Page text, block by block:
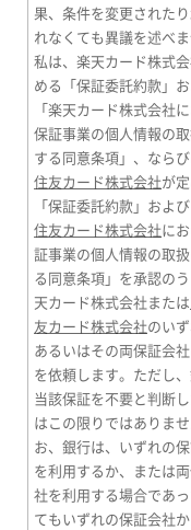
果、条件を変更された
れなくても異議を述べま
私は、楽天カード株式
める「保証委託約款」
「楽天カード株式会社
保証事業の個人情報の
する同意条項」、なら
住友カード株式会社が
「保証委託約款」およ
住友カード株式会社に
証事業の個人情報の取
る同意条項」を承認の
天カード株式会社または
友カード株式会社のいず
あるいはその両保証会
を依頼します。ただし
当該保証を不要と判断
はこの限りではありま
お、銀行は、いずれの
を利用するか、または
社を利用する場合であ
てもいずれの保証会社